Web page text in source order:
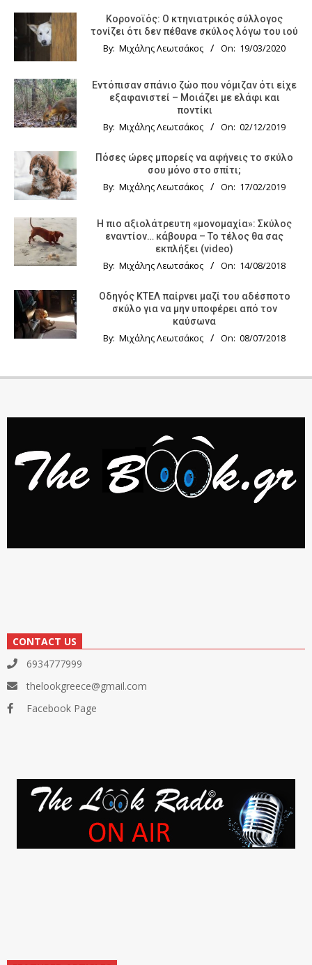
Κορονοϊός: Ο κτηνιατρικός σύλλογος
τονίζει ότι δεν πέθανε σκύλος λόγω του ιού
By: Μιχάλης Λεωτσάκος On: 19/03/2020
Εντόπισαν σπάνιο ζώο που νόμιζαν ότι είχε
εξαφανιστεί – Μοιάζει με ελάφι και
ποντίκι
By: Μιχάλης Λεωτσάκος On: 02/12/2019
Πόσες ώρες μπορείς να αφήνεις το σκύλο
σου μόνο στο σπίτι;
By: Μιχάλης Λεωτσάκος On: 17/02/2019
Η πιο αξιολάτρευτη «μονομαχία»: Σκύλος
εναντίον… κάβουρα – Το τέλος θα σας
εκπλήξει (video)
By: Μιχάλης Λεωτσάκος On: 14/08/2018
Οδηγός KTΕΛ παίρνει μαζί του αδέσποτο
σκύλο για να μην υποφέρει από τον
καύσωνα
By: Μιχάλης Λεωτσάκος On: 08/07/2018
CONTACT US
6934777999
thelookgreece@gmail.com
Facebook Page